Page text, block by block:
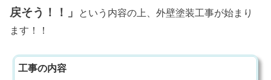
戻そう！！」
という内容の上、外壁塗装工事が始まり
ます！！
工事の内容